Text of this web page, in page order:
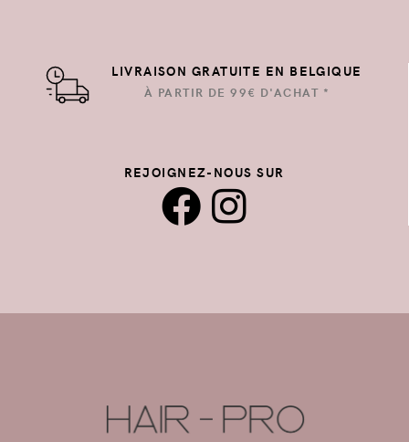
LIVRAISON GRATUITE EN BELGIQUE
À PARTIR DE 99€ D'ACHAT *
REJOIGNEZ-NOUS SUR